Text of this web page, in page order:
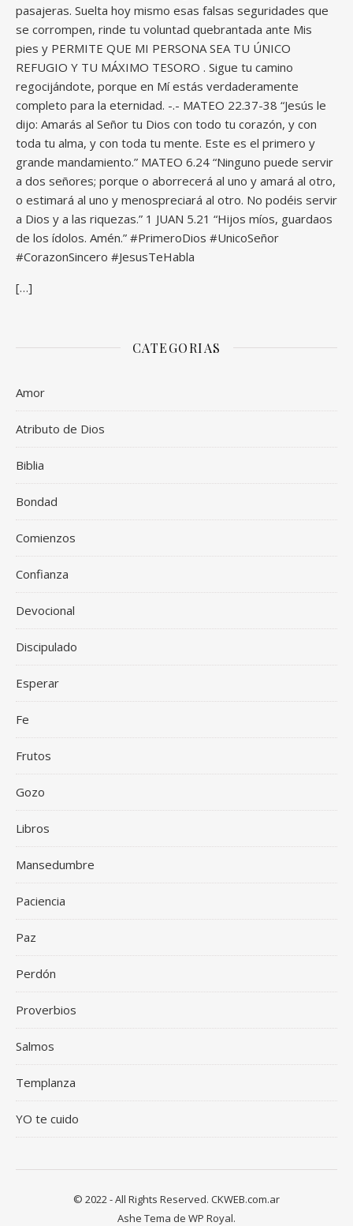
pasajeras. Suelta hoy mismo esas falsas seguridades que
se corrompen, rinde tu voluntad quebrantada ante Mis
pies y PERMITE QUE MI PERSONA SEA TU ÚNICO
REFUGIO Y TU MÁXIMO TESORO . Sigue tu camino
regocijándote, porque en Mí estás verdaderamente
completo para la eternidad. -.- MATEO 22.37-38 “Jesús le
dijo: Amarás al Señor tu Dios con todo tu corazón, y con
toda tu alma, y con toda tu mente. Este es el primero y
grande mandamiento.” MATEO 6.24 “Ninguno puede servir
a dos señores; porque o aborrecerá al uno y amará al otro,
o estimará al uno y menospreciará al otro. No podéis servir
a Dios y a las riquezas.” 1 JUAN 5.21 “Hijos míos, guardaos
de los ídolos. Amén.” #PrimeroDios #UnicoSeñor
#CorazonSincero #JesusTeHabla
[…]
CATEGORIAS
Amor
Atributo de Dios
Biblia
Bondad
Comienzos
Confianza
Devocional
Discipulado
Esperar
Fe
Frutos
Gozo
Libros
Mansedumbre
Paciencia
Paz
Perdón
Proverbios
Salmos
Templanza
YO te cuido
© 2022 - All Rights Reserved. CKWEB.com.ar
Ashe Tema de WP Royal.